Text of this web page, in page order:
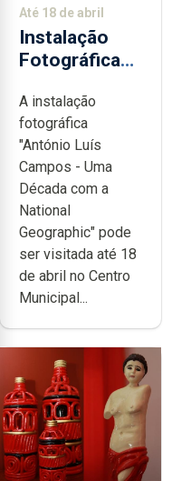
Até 18 de abril
Instalação
Fotográfica
Luís Campos
no CMC
A instalação
fotográfica
"António Luís
Campos - Uma
Década com a
National
Geographic" pode
ser visitada até 18
de abril no Centro
Municipal...